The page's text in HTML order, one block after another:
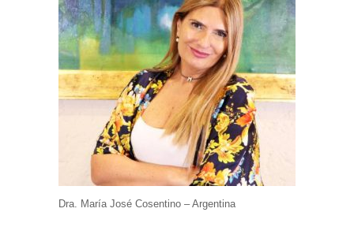
Dra. María José Cosentino – Argentina